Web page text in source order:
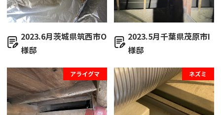
2023.6月茨城県筑西市O
様邸
2023.5月千葉県茂原市I
様邸
アライグマ ネズミ